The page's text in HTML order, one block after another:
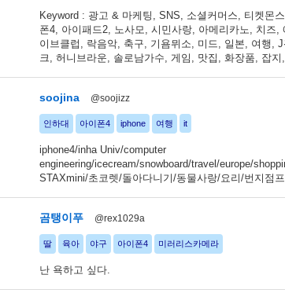
Keyword : 광고 & 마케팅, SNS, 소셜커머스, 티켓몬
폰4, 아이패드2, 노사모, 시민사랑, 아메리카노, 치즈,
이브클럽, 락음악, 축구, 기욤뮈소, 미드, 일본, 여행, J
크, 허니브라운, 솔로남가수, 게임, 맛집, 화장품, 잡지
soojina @soojizz
인하대 아이폰4 iphone 여행 it
iphone4/inha Univ/computer
engineering/icecream/snowboard/travel/europe/
STAXmini/초코렛/돌아다니기/동물사랑/요리/번지점프
곰탱이푸 @rex1029a
딸 육아 야구 아이폰4 미러리스카메라
난 욕하고 싶다.